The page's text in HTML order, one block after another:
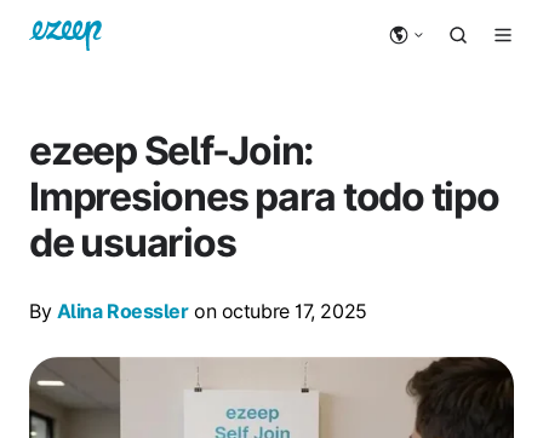
ezeep Self-Join:
Impresiones para todo tipo
de usuarios
By Alina Roessleron octubre 17, 2025